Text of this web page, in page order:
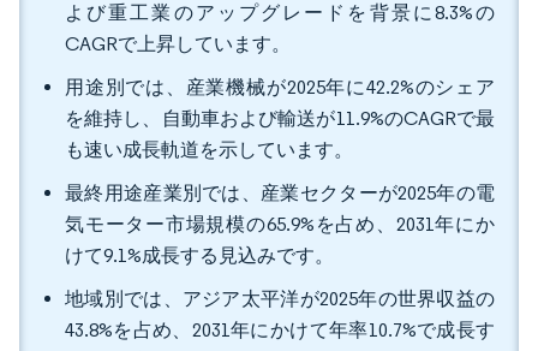
よび重工業のアップグレードを背景に8.3%の
CAGRで上昇しています。
用途別では、産業機械が2025年に42.2%のシェア
を維持し、自動車および輸送が11.9%のCAGRで最
も速い成長軌道を示しています。
最終用途産業別では、産業セクターが2025年の電
気モーター市場規模の65.9%を占め、2031年にか
けて9.1%成長する見込みです。
地域別では、アジア太平洋が2025年の世界収益の
43.8%を占め、2031年にかけて年率10.7%で成長す